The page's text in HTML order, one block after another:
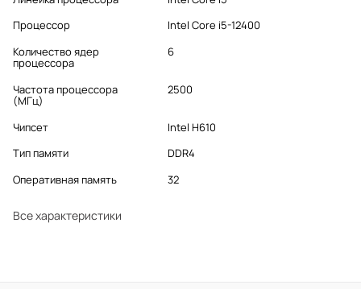
Процессор
Intel Core i5-12400
Количество ядер
процессора
6
Частота процессора
(МГц)
2500
Чипсет
Intel H610
Тип памяти
DDR4
Оперативная память
32
Все характеристики